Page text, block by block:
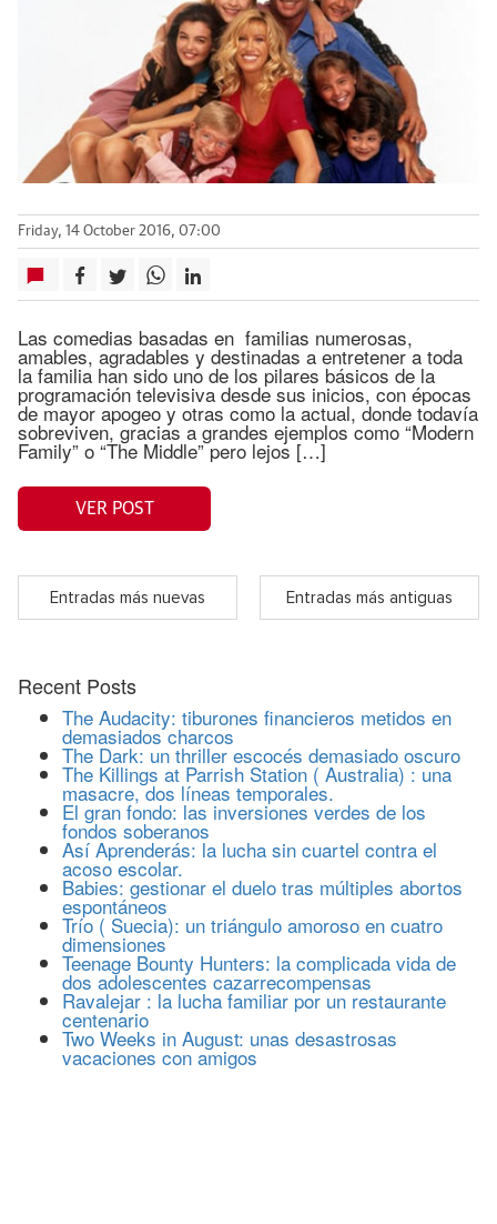
Friday, 14 October 2016, 07:00
Las comedias basadas en familias numerosas,
amables, agradables y destinadas a entretener a toda
la familia han sido uno de los pilares básicos de la
programación televisiva desde sus inicios, con épocas
de mayor apogeo y otras como la actual, donde todavía
sobreviven, gracias a grandes ejemplos como “Modern
Family” o “The Middle” pero lejos […]
VER POST
Entradas más nuevas Entradas más antiguas
Recent Posts
The Audacity: tiburones financieros metidos en
demasiados charcos
The Dark: un thriller escocés demasiado oscuro
The Killings at Parrish Station ( Australia) : una
masacre, dos líneas temporales.
El gran fondo: las inversiones verdes de los
fondos soberanos
Así Aprenderás: la lucha sin cuartel contra el
acoso escolar.
Babies: gestionar el duelo tras múltiples abortos
espontáneos
Trío ( Suecia): un triángulo amoroso en cuatro
dimensiones
Teenage Bounty Hunters: la complicada vida de
dos adolescentes cazarrecompensas
Ravalejar : la lucha familiar por un restaurante
centenario
Two Weeks in August: unas desastrosas
vacaciones con amigos